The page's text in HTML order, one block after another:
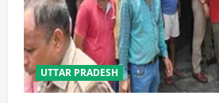
UTTAR PRADESH